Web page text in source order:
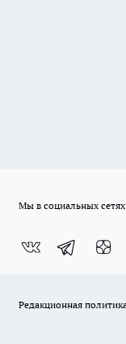
Мы в социальных сетях
Редакционная